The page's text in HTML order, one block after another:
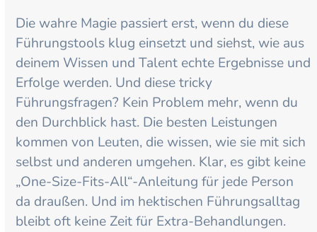
Die wahre Magie passiert erst, wenn du diese
Führungstools klug einsetzt und siehst, wie aus
deinem Wissen und Talent echte Ergebnisse und
Erfolge werden. Und diese tricky
Führungsfragen? Kein Problem mehr, wenn du
den Durchblick hast. Die besten Leistungen
kommen von Leuten, die wissen, wie sie mit sich
selbst und anderen umgehen. Klar, es gibt keine
„One-Size-Fits-All“-Anleitung für jede Person
da draußen. Und im hektischen Führungsalltag
bleibt oft keine Zeit für Extra-Behandlungen.